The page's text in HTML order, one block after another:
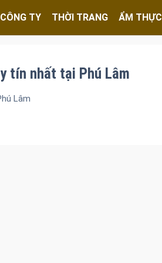
CÔNG TY THỜI TRANG ẨM THỰC
tín nhất tại Phú Lâm
Lâm